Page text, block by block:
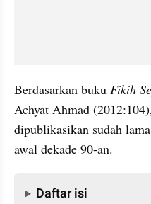
Berdasarkan buku Fikih
Achyat Ahmad
dipublikasikan sudah
awal dekade 90-an.
Daftar isi